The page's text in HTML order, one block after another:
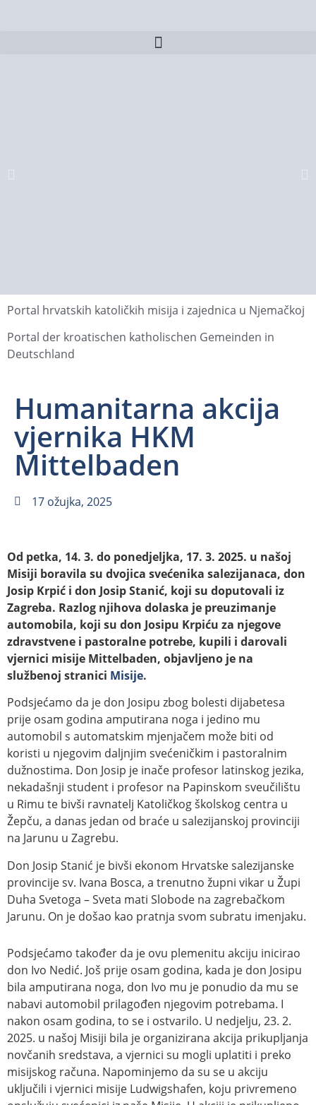
Portal hrvatskih katoličkih misija i zajednica u Njemačkoj
Portal der kroatischen katholischen Gemeinden in
Deutschland
Humanitarna akcija
vjernika HKM
Mittelbaden
17 ožujka, 2025
Od petka, 14. 3. do ponedjeljka, 17. 3. 2025. u našoj
Misiji boravila su dvojica svećenika salezijanaca, don
Josip Krpić i don Josip Stanić, koji su doputovali iz
Zagreba. Razlog njihova dolaska je preuzimanje
automobila, koji su don Josipu Krpiću za njegove
zdravstvene i pastoralne potrebe, kupili i darovali
vjernici misije Mittelbaden, objavljeno je na
službenoj stranici Misije.
Podsjećamo da je don Josipu zbog bolesti dijabetesa
prije osam godina amputirana noga i jedino mu
automobil s automatskim mjenjačem može biti od
koristi u njegovim daljnjim svećeničkim i pastoralnim
dužnostima. Don Josip je inače profesor latinskog jezika,
nekadašnji student i profesor na Papinskom sveučilištu
u Rimu te bivši ravnatelj Katoličkog školskog centra u
Žepču, a danas jedan od braće u salezijanskoj provinciji
na Jarunu u Zagrebu.
Don Josip Stanić je bivši ekonom Hrvatske salezijanske
provincije sv. Ivana Bosca, a trenutno župni vikar u Župi
Duha Svetoga – Sveta mati Slobode na zagrebačkom
Jarunu. On je došao kao pratnja svom subratu imenjaku.
Podsjećamo također da je ovu plemenitu akciju inicirao
don Ivo Nedić. Još prije osam godina, kada je don Josipu
bila amputirana noga, don Ivo mu je ponudio da mu se
nabavi automobil prilagođen njegovim potrebama. I
nakon osam godina, to se i ostvarilo. U nedjelju, 23. 2.
2025. u našoj Misiji bila je organizirana akcija prikupljanja
novčanih sredstava, a vjernici su mogli uplatiti i preko
misijskog računa. Napominjemo da su se u akciju
uključili i vjernici misije Ludwigshafen, koju privremeno